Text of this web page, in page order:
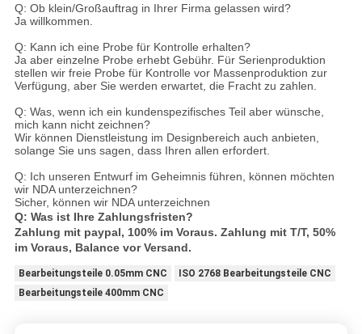
Q: Ob klein/Großauftrag in Ihrer Firma gelassen wird?
Ja willkommen.
Q: Kann ich eine Probe für Kontrolle erhalten?
Ja aber einzelne Probe erhebt Gebühr. Für Serienproduktion
stellen wir freie Probe für Kontrolle vor Massenproduktion zur
Verfügung, aber Sie werden erwartet, die Fracht zu zahlen.
Q: Was, wenn ich ein kundenspezifisches Teil aber wünsche,
mich kann nicht zeichnen?
Wir können Dienstleistung im Designbereich auch anbieten,
solange Sie uns sagen, dass Ihren allen erfordert.
Q: Ich unseren Entwurf im Geheimnis führen, können möchten
wir NDA unterzeichnen?
Sicher, können wir NDA unterzeichnen
Q: Was ist Ihre Zahlungsfristen?
Zahlung mit paypal, 100% im Voraus. Zahlung mit T/T, 50%
im Voraus, Balance vor Versand.
Bearbeitungsteile 0.05mm CNC
ISO 2768 Bearbeitungsteile CNC
Bearbeitungsteile 400mm CNC